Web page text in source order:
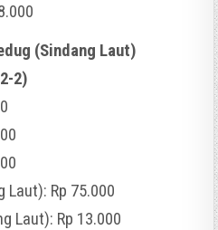
(Sindang Laut)
2)
Laut): Rp 75.000
Laut): Rp 13.000